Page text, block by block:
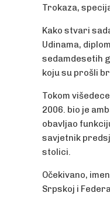
Trokaza,
Kako stvari
Udinama,
sedamdesetih
koju su prošli
Tokom
2006. bio je
obavljao
savjetnik
stolici.
Očekivano,
Srpskoj i